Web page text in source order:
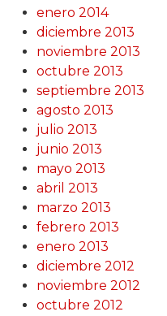
enero 2014
diciembre 2013
noviembre 2013
octubre 2013
septiembre 2013
agosto 2013
julio 2013
junio 2013
mayo 2013
abril 2013
marzo 2013
febrero 2013
enero 2013
diciembre 2012
noviembre 2012
octubre 2012